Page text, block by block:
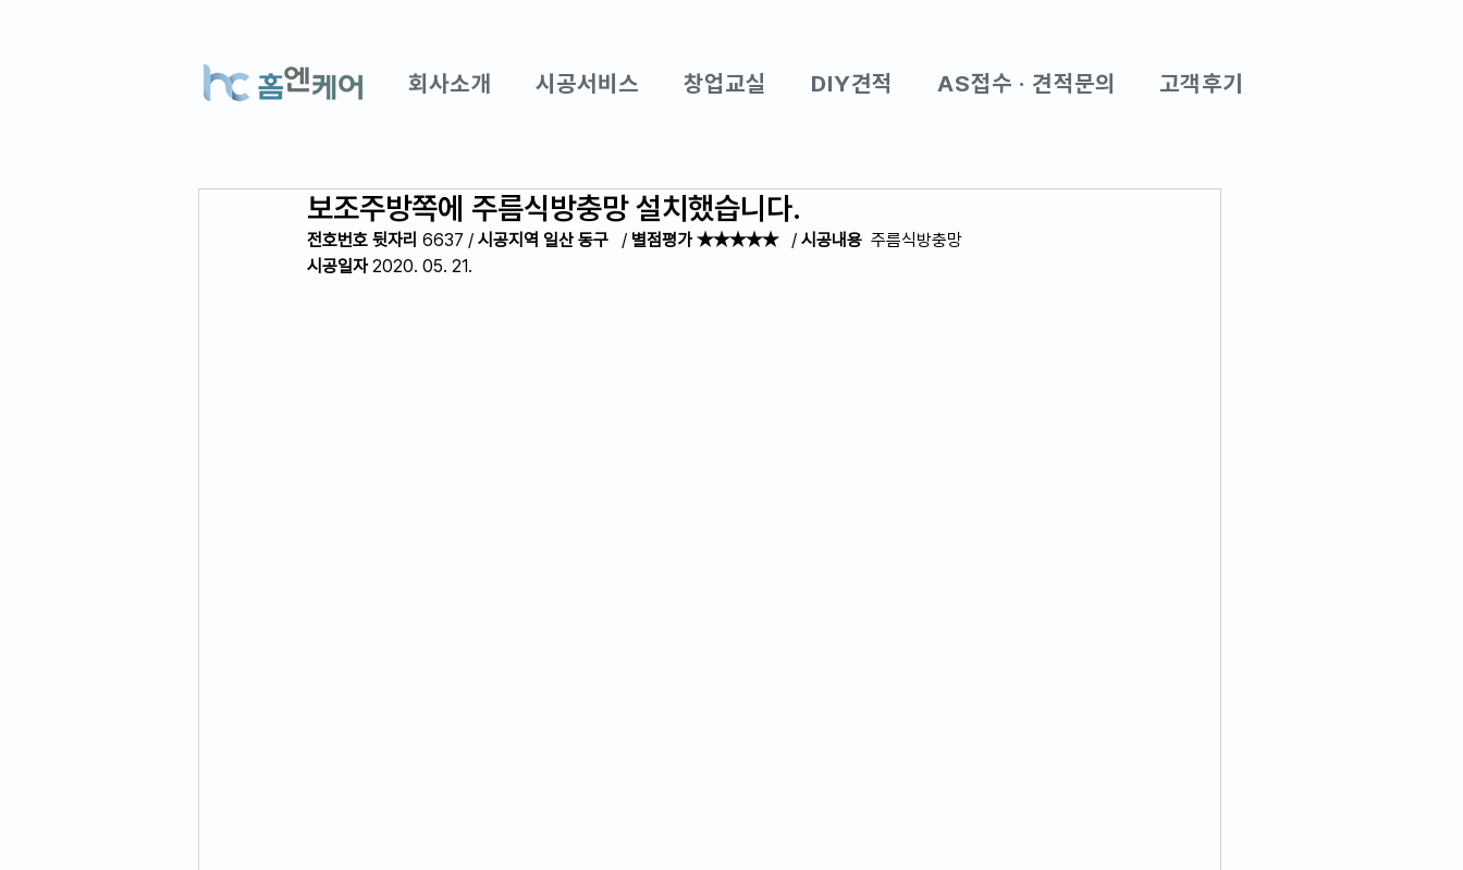
회사소개 시공서비스 창업교실 DIY견적 AS접수 · 견적문의 고객후기
보조주방쪽에 주름식방충망 설치했습니다.
전호번호 뒷자리 6637 / 시공지역 일산 동구 / 별점평가 ★★★★★ / 시공내용 주름식방충망
시공일자 2020. 05. 21.